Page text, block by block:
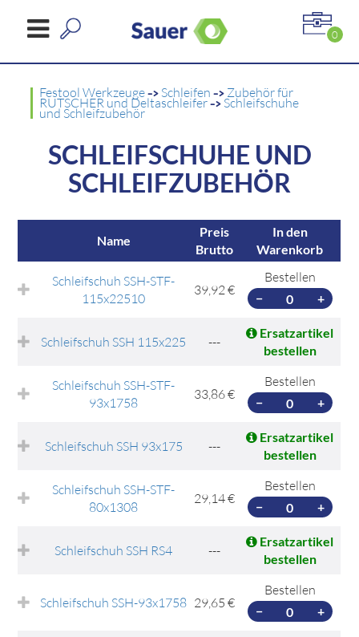
0
Festool Werkzeuge-> Schleifen-> Zubehör für
RUTSCHER und Deltaschleifer-> Schleifschuhe
und Schleifzubehör
SCHLEIFSCHUHE UND
SCHLEIFZUBEHÖR
Name
Preis
Brutto
In den
Warenkorb
Schleifschuh SSH-STF-
115x22510
39,92 €
Bestellen
− +
Schleifschuh SSH 115x225 ---
Ersatzartikel
bestellen
Schleifschuh SSH-STF-
93x1758
33,86 €
Bestellen
− +
Schleifschuh SSH 93x175 ---
Ersatzartikel
bestellen
Schleifschuh SSH-STF-
80x1308
29,14 €
Bestellen
− +
Schleifschuh SSH RS4 ---
Ersatzartikel
bestellen
Schleifschuh SSH-93x1758 29,65 €
Bestellen
− +